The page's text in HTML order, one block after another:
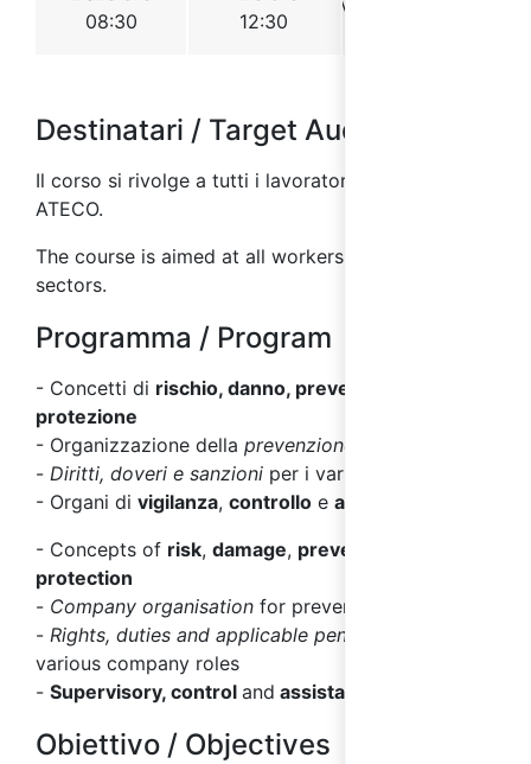
Destinatari / Target Audience
Il corso si rivolge a tutti i lavoratori di tutti i settori
ATECO.
The course is aimed at all workers in all ATECO
sectors.
Programma / Program
- Concetti di rischio, danno, prevenzione e
protezione
- Organizzazione della prevenzione aziendale
- Diritti, doveri e sanzioni per i vari soggetti
- Organi di vigilanza, controllo e assistenza
- Concepts of risk, damage, prevention and
protection
- Company organisation for prevention
- Rights, duties and applicable penalties
various company roles
- Supervisory, control and assistance bodies
Obiettivo / Objectives